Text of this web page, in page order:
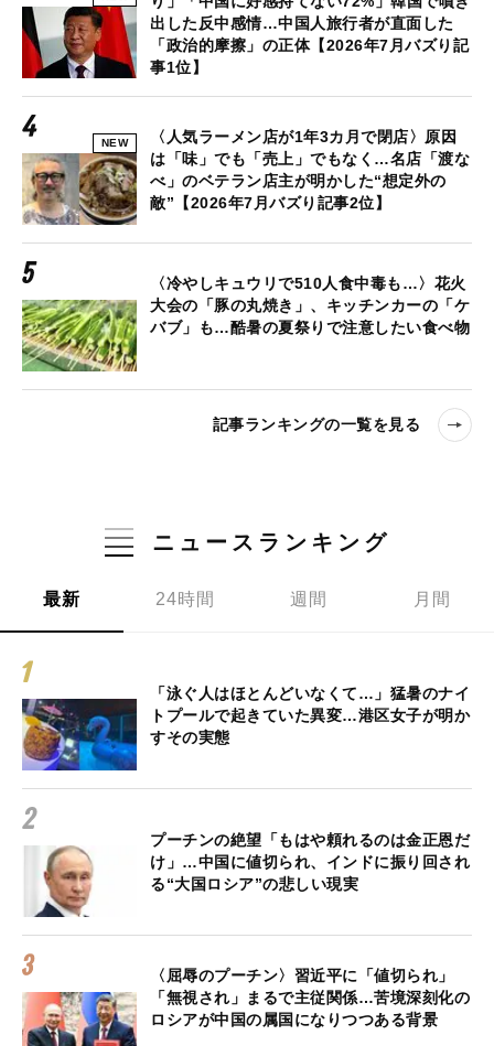
出した反中感情…中国人旅行者が直面した
「政治的摩擦」の正体【2026年7月バズり記
事1位】
NEW
〈人気ラーメン店が1年3カ月で閉店〉原因
は「味」でも「売上」でもなく…名店「渡な
べ」のベテラン店主が明かした“想定外の
敵”【2026年7月バズり記事2位】
〈冷やしキュウリで510人食中毒も…〉花火
大会の「豚の丸焼き」、キッチンカーの「ケ
バブ」も…酷暑の夏祭りで注意したい食べ物
記事ランキングの一覧を見る
ニュースランキング
最新 24時間 週間 月間
「泳ぐ人はほとんどいなくて…」猛暑のナイ
トプールで起きていた異変…港区女子が明か
すその実態
プーチンの絶望「もはや頼れるのは金正恩だ
け」…中国に値切られ、インドに振り回され
る“大国ロシア”の悲しい現実
〈屈辱のプーチン〉習近平に「値切られ」
「無視され」まるで主従関係…苦境深刻化の
ロシアが中国の属国になりつつある背景